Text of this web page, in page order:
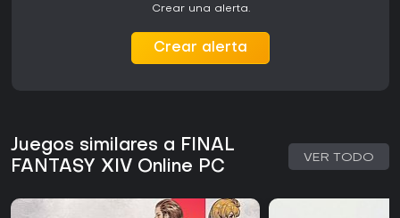
Crear una alerta.
Crear alerta
Juegos similares a FINAL
FANTASY XIV Online PC
VER TODO